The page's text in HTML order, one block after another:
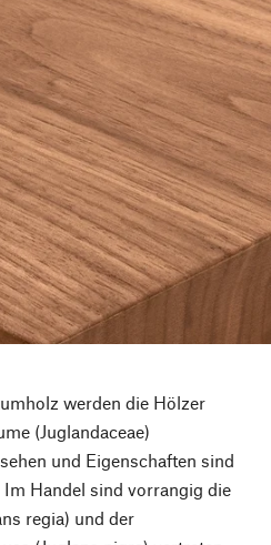
werden die Hölzer
(Juglandaceae)
und Eigenschaften sind
Handel sind vorrangig die
regia) und der